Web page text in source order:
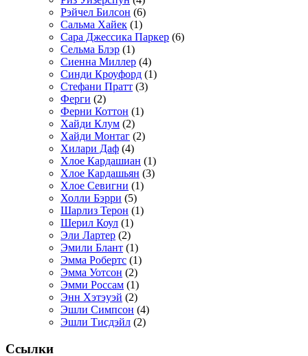
Рэйчел Билсон (6)
Сальма Хайек (1)
Сара Джессика Паркер (6)
Сельма Блэр (1)
Сиенна Миллер (4)
Синди Кроуфорд (1)
Стефани Пратт (3)
Ферги (2)
Ферни Коттон (1)
Хайди Клум (2)
Хайди Монтаг (2)
Хилари Даф (4)
Хлое Кардашиан (1)
Хлое Кардашьян (3)
Хлое Севигни (1)
Холли Бэрри (5)
Шарлиз Терон (1)
Шерил Коул (1)
Эли Лартер (2)
Эмили Блант (1)
Эмма Робертс (1)
Эмма Уотсон (2)
Эмми Россам (1)
Энн Хэтэуэй (2)
Эшли Симпсон (4)
Эшли Тисдэйл (2)
Ссылки